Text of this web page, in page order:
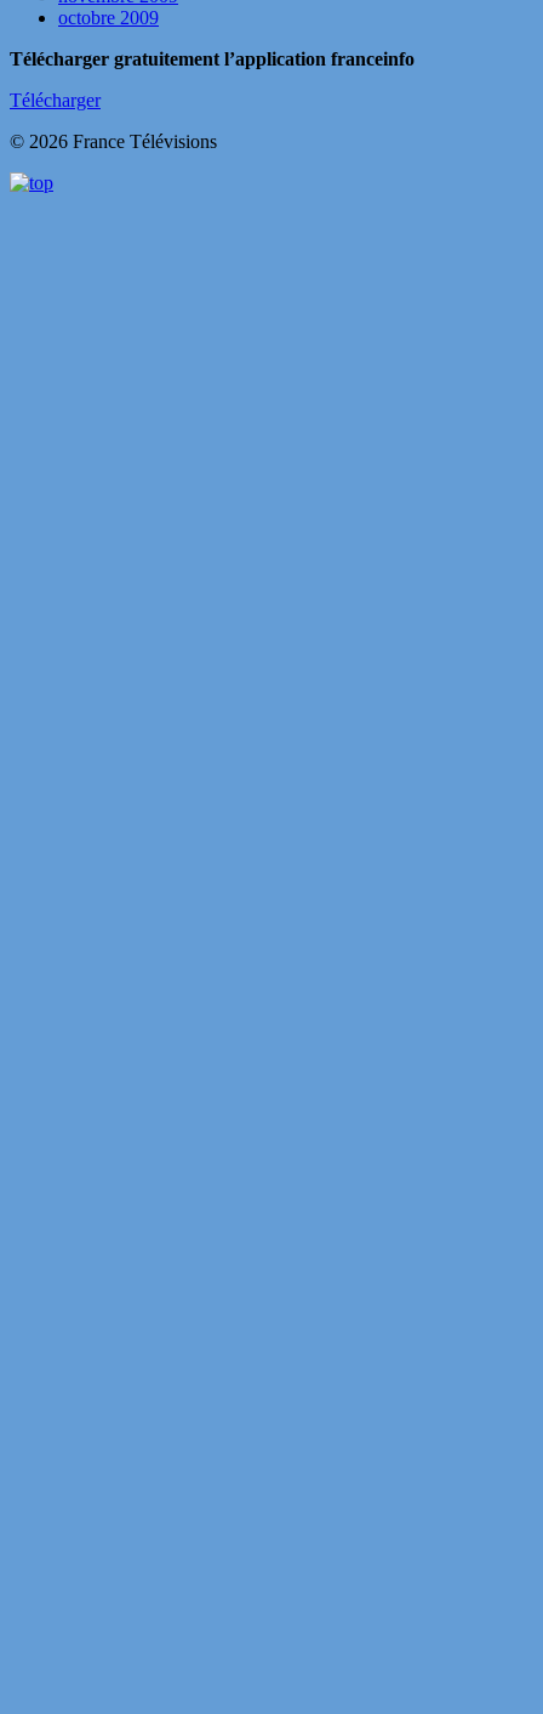
octobre 2009
Télécharger gratuitement l’application franceinfo
Télécharger
© 2026 France Télévisions